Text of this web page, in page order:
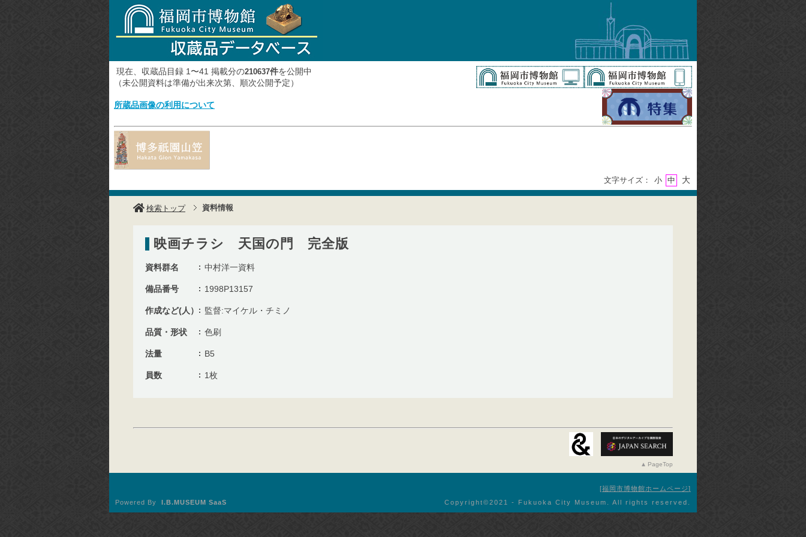
現在、収蔵品目録 1〜41 掲載分の210637件を公開中
（未公開資料は準備が出来次第、順次公開予定）
所蔵品画像の利用について
文字サイズ： 小 中 大
検索トップ 資料情報
映画チラシ 天国の門 完全版
資料群名 中村洋一資料
備品番号 1998P13157
作成など(人） 監督:マイケル・チミノ
品質・形状 色刷
法量 B5
員数 1枚
PageTop
福岡市博物館ホームページ
Copyright©︎2021 - Fukuoka City Museum. All rights reserved.
Powered By I.B.MUSEUM SaaS